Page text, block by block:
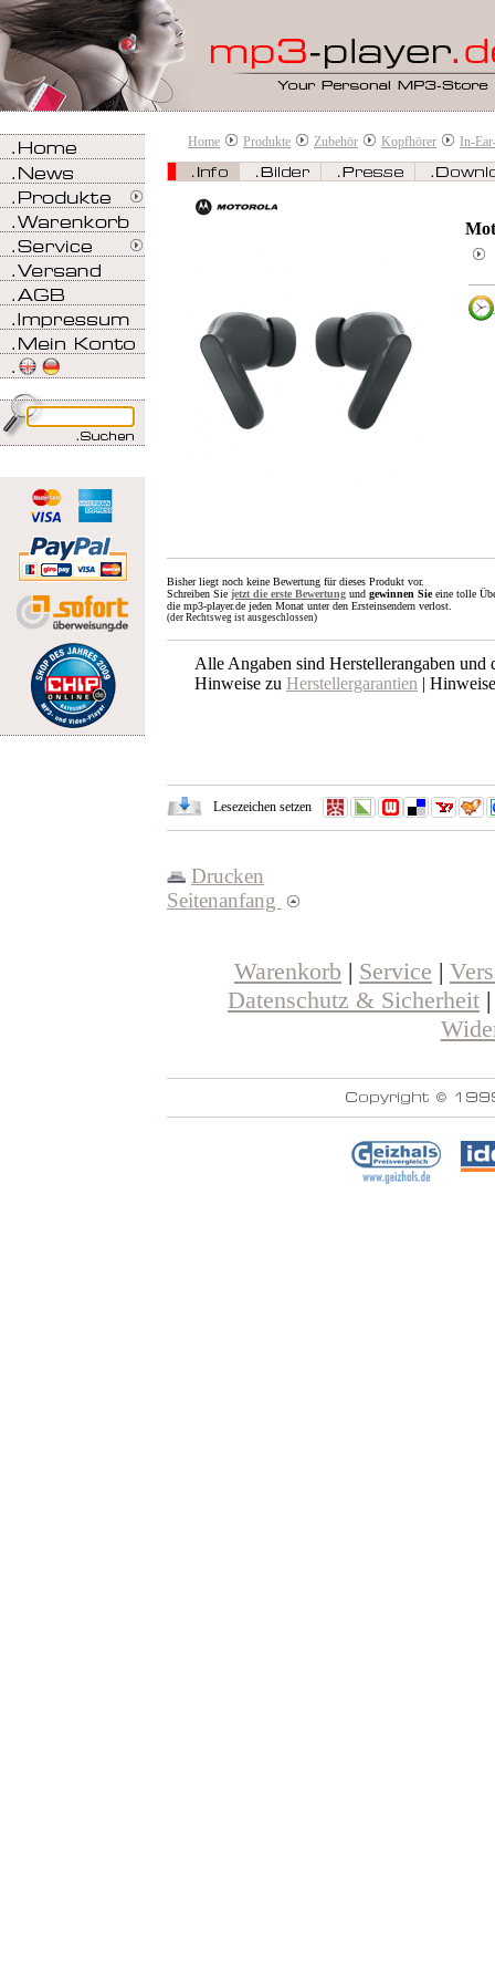
Home Produkte Zubehör Kopfhörer In-
Bisher liegt noch keine Bewertung für dieses Produkt vor.
Schreiben Sie jetzt die erste Bewertung und gewinnen Sieeine tolle
die mp3-player.de jeden Monat unter den Ersteinsendern verlost.
(der Rechtsweg ist ausgeschlossen)
Alle Angaben sind Herstellerangaben und
Hinweise zu Herstellergarantien |
Lesezeichen setzen
Drucken
Seitenanfang
Warenkorb | Service |
Datenschutz & Sicherheit